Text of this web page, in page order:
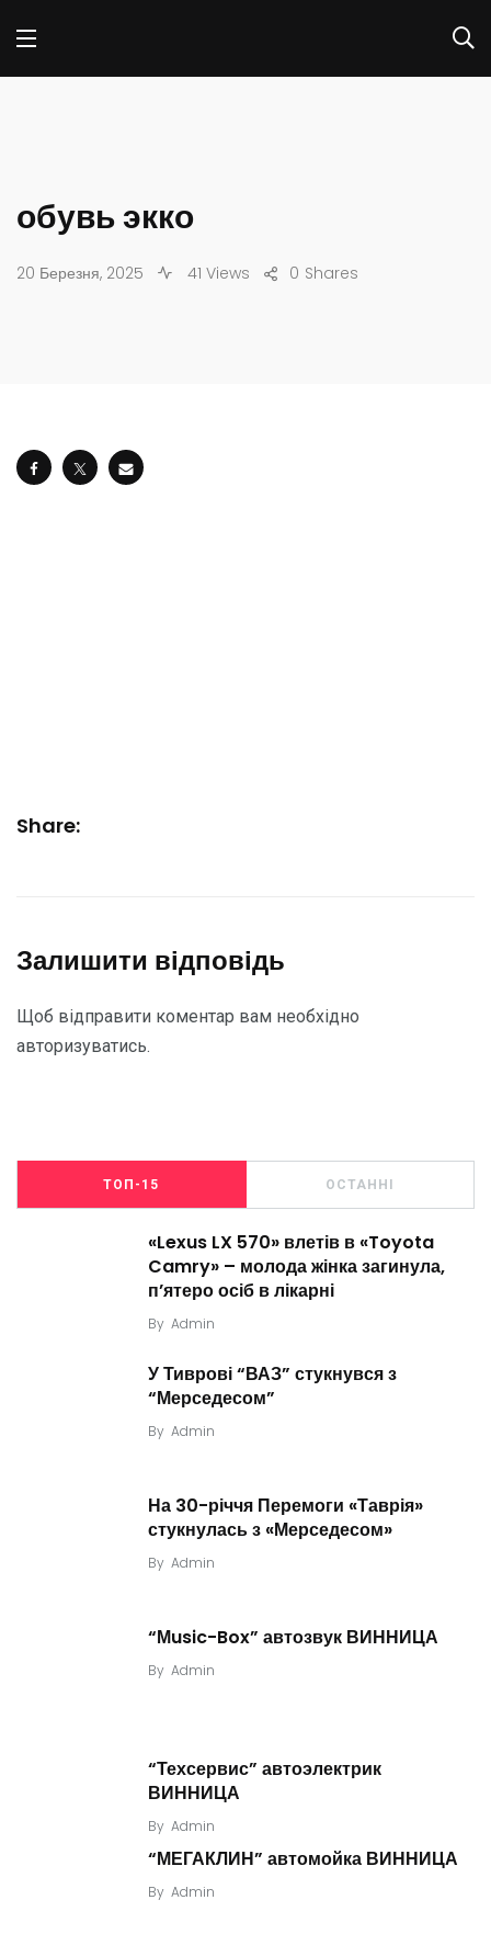
обувь экко
20 Березня, 2025 41 Views Shares
0
Share:
Залишити відповідь
Щоб відправити коментар вам необхідно
авторизуватись.
ТОП-15 ОСТАННІ
«Lexus LX 570» влетів в «Toyota
Camry» – молода жінка загинула,
п’ятеро осіб в лікарні
By Admin
У Тиврові “ВАЗ” стукнувся з
“Мерседесом”
By Admin
На 30-річчя Перемоги «Таврія»
стукнулась з «Мерседесом»
By Admin
“Мusic-Box” автозвук ВИННИЦА
By Admin
“Техсервис” автоэлектрик
ВИННИЦА
By Admin
“МЕГАКЛИН” автомойка ВИННИЦА
By Admin